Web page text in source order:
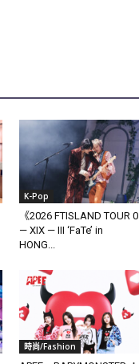
K-Pop
《2026 FTISLAND TOUR 0
— XIX — III ‘FaTe’ in
HONG...
時尚/Fashion